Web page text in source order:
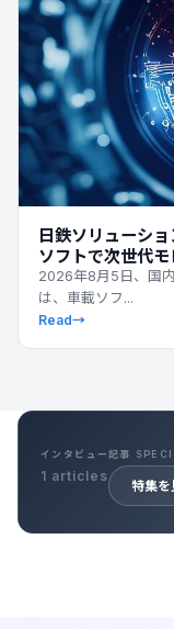
日鉄ソリューシ
ソフトで次世代
2026年8月5日、国
は、車載ソフ...
Read→
インタビュー記事
1 articles
特集を